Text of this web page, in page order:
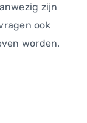
zijn
ook
worden.